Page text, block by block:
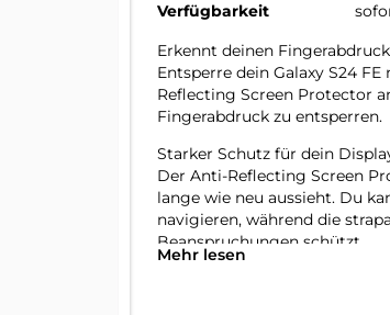
Verfügbarkeit
Erkennt deinen
Entsperre dein Galaxy S24
Reflecting Screen Protector
Fingerabdruck zu entsperren.
Starker Schutz für dein
Der Anti-Reflecting Screen
lange wie neu aussieht. Du
navigieren, während die
Beanspruchungen schützt.
Mehr lesen